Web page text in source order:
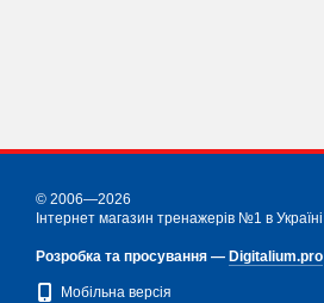
© 2006—2026
Інтернет магазин тренажерів №1 в Україні
Розробка та просування — Digitalium.pro
Мобільна версія